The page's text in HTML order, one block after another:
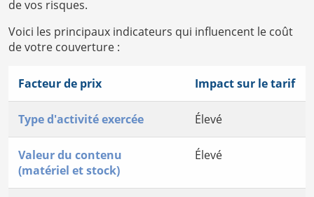
de vos risques.
Voici les principaux indicateurs qui influencent le coût
de votre couverture :
Facteur de prix Impact sur le tarif
Type d'activité exercée Élevé
Valeur du contenu
(matériel et stock)
Élevé